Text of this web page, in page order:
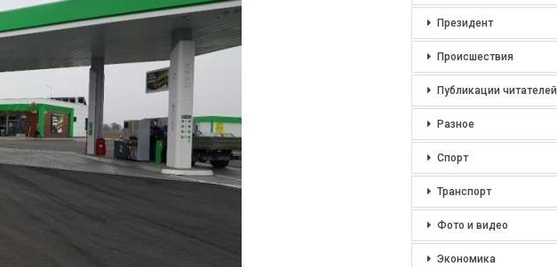
Президент
Происшествия
Публикации читателей
Разное
Спорт
Транспорт
Фото и видео
Экономика